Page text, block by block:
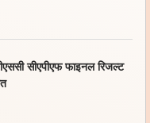
सीएपीएफ फाइनल रिजल्ट